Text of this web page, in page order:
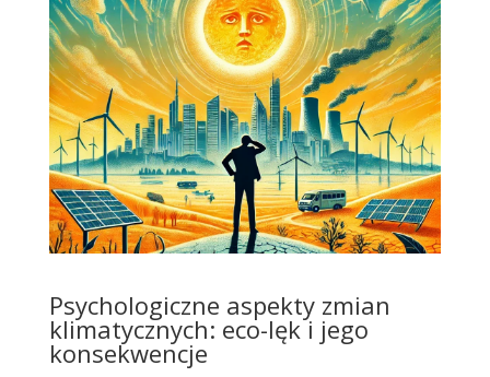
Psychologiczne aspekty zmian
klimatycznych: eco-lęk i jego
konsekwencje